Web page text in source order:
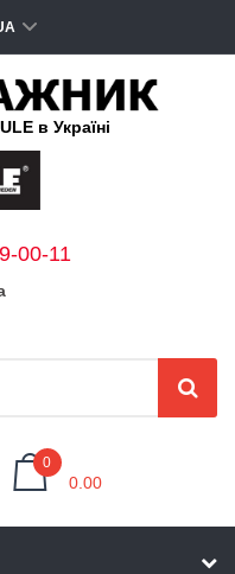
в Україні
00-11
0
0.00